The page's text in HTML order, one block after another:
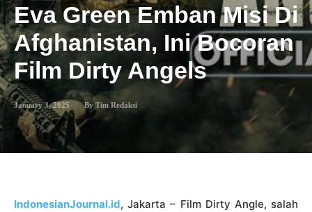
Eva Green Emban Misi Di
Afghanistan, Ini Bocoran
Film Dirty Angels
January 3, 2025 By Tim Redaksi
IndonesianJournal.id, Jakarta – Film Dirty Angle, salah